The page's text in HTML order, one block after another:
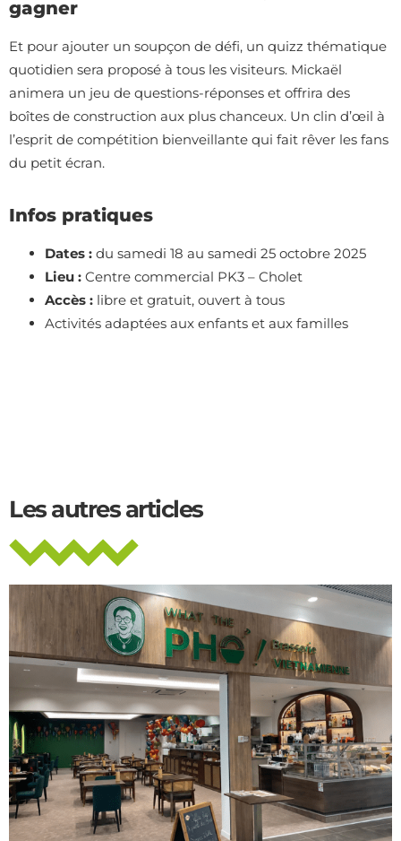
gagner
Et pour ajouter un soupçon de défi, un quizz thématique
quotidien sera proposé à tous les visiteurs. Mickaël
animera un jeu de questions-réponses et offrira des
boîtes de construction aux plus chanceux. Un clin d’œil à
l’esprit de compétition bienveillante qui fait rêver les fans
du petit écran.
Infos pratiques
Dates : du samedi 18 au samedi 25 octobre 2025
Lieu : Centre commercial PK3 – Cholet
Accès : libre et gratuit, ouvert à tous
Activités adaptées aux enfants et aux familles
Les autres articles